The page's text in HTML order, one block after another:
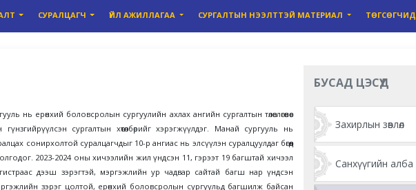
СУРАЛЦАГЧ ҮЙЛ АЖИЛЛАГАА СУРГАЛТЫН НЭЭЛТТЭЙ МАТЕРИАЛ ТӨГСӨГЧИД
ерөнхий боловсролын сургуулийн ахлах ангийн сургалтын төлөвлөгөөнөөс
сургалтын хөтөлбөрийг хэрэгжүүлдэг. Манай сургууль нь
сонирхолтой суралцагчдыг 10-р ангиас нь элсүүлэн суралцуулдаг бөгөөд
2023-2024 оны хичээлийн жил үндсэн 11, гэрээт 19 багштай хичээл
дээш зэрэгтэй, мэргэжлийн ур чадвар сайтай багш нар үндсэн
зэрэг цолтой, ерөнхий боловсролын сургуульд багшилж байсан
БУСАД ЦЭСҮҮД
Захирлын зөвлөл
Санхүүгийн алба